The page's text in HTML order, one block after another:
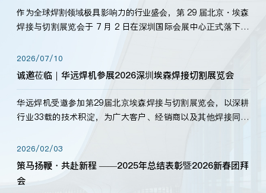
作为全球焊割领域极具影响力的行业盛会，第 29 届北京・埃森
焊接与切割展览会于 7 月 2 日在深圳国际会展中心正式落下帷
标准，持之以恒研发新产品、新技术。新老客户、行业伙伴、
海内外客户为目睹公司发布的新产…
2026/07/10
诚邀莅临｜华远焊机参展2026深圳埃森焊接切割展览会
华远焊机受邀参加第29届北京埃森焊接与切割展览会，以深耕
行业33载的技术积淀，为广大客户、经销商以及其他焊接同仁
2026/02/03
策马扬鞭・共赴新程 ——2025年总结表彰暨2026新春团拜
会